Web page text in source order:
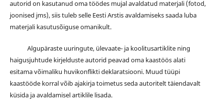
autorid on kasutanud oma töödes mujal avaldatud materjali (fotod,
joonised jms), siis tuleb selle Eesti Arstis avaldamiseks saada luba
materjali kasutusõiguse omanikult.
Algupäraste uuringute, ülevaate- ja koolitusartiklite ning
haigusjuhtude kirjelduste autorid peavad oma kaastöös alati
esitama võimaliku huvikonflikti deklaratsiooni. Muud tüüpi
kaastööde korral võib ajakirja toimetus seda autoritelt täiendavalt
küsida ja avaldamisel artiklile lisada.